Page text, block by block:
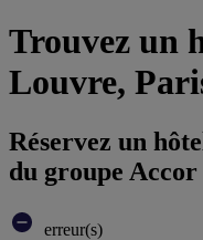
Trouvez un
Louvre,
Réservez un
du groupe Accor
erreur(s)